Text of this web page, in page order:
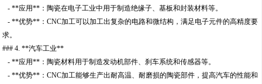
- **应用**：陶瓷在电子工业中用于制造绝缘子、基板和封装材料等。
- **优势**：CNC加工可以加工出复杂的电路和微结构，满足电子元件的高精度要
求。
### 4. **汽车工业**
- **应用**：陶瓷材料用于制造发动机部件、刹车系统和传感器等。
- **优势**：CNC加工能够生产出耐高温、耐磨损的陶瓷部件，提高汽车的性能和